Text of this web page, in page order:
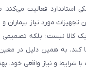
استاندارد فعالیت
تجهیزات مورد نیاز
کالا نیست؛ بلکه
به همین دلیل در
و نیاز واقعی خود،